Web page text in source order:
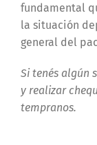
fundamental
la situación
general del
Si tenés algún
y realizar
tempranos.